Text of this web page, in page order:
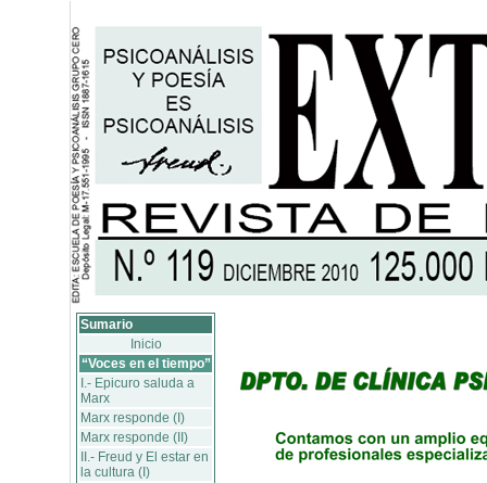
Sumario
Inicio
“Voces en el tiempo”
I.- Epicuro saluda a
Marx
Marx responde (I)
Marx responde (II)
II.- Freud y El estar en
la cultura (I)